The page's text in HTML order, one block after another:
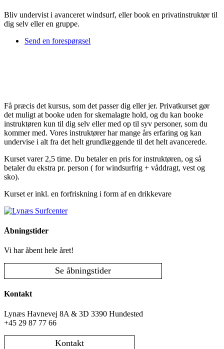
Bliv undervist i avanceret windsurf, eller book en privatinstruktør til
dig selv eller en gruppe.
Send en forespørgsel
Få præcis det kursus, som det passer dig eller jer. Privatkurset gør
det muligt at booke uden for skemalagte hold, og du kan booke
instruktøren kun til dig selv eller med op til syv personer, som du
kommer med. Vores instruktører har mange års erfaring og kan
undervise i alt fra det helt grundlæggende til det helt avancerede.
Kurset varer 2,5 time. Du betaler en pris for instruktøren, og så
betaler du ekstra pr. person ( for windsurfrig + våddragt, vest og
sko).
Kurset er inkl. en forfriskning i form af en drikkevare
Åbningstider
Vi har åbent hele året!
Se åbningstider
Kontakt
Lynæs Havnevej 8A & 3D 3390 Hundested
+45 29 87 77 66
Kontakt